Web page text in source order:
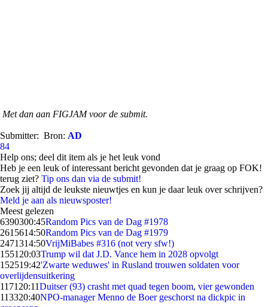
Met dan aan FIGJAM voor de submit.
Submitter: Bron: AD
84
Help ons; deel dit item als je het leuk vond
Heb je een leuk of interessant bericht gevonden dat je graag op FOK!
terug ziet? Tip ons dan via de submit!
Zoek jij altijd de leukste nieuwtjes en kun je daar leuk over schrijven?
Meld je aan als nieuwsposter!
Meest gelezen
6390300:45Random Pics van de Dag #1978
2615614:50Random Pics van de Dag #1979
2471314:50VrijMiBabes #316 (not very sfw!)
1551 20:03Trump wil dat J.D. Vance hem in 2028 opvolgt
152519:42'Zwarte weduwes' in Rusland trouwen soldaten voor
overlijdensuitkering
1171 20:11Duitser (93) crasht met quad tegen boom, vier gewonden
113320:40NPO-manager Menno de Boer geschorst na dickpic in